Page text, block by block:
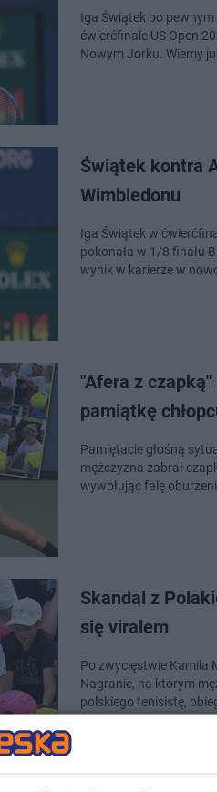
Iga Świątek po
ćwierćfinale US Open
Nowym Jorku. Wiemy
Świątek kontra
Wimbledonu
Iga Świątek w
pokonała w 1/8 finału
wynik w karierze w
"Afera z czapką"
pamiątkę
Pamiętacie głośną
mężczyzna zabrał
wywołując falę
Skandal z
się viralem
Po zwycięstwie Kamila
Nagranie, na którym
polskiego tenisistę,